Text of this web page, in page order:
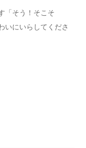
「そう！そこそ
いにいらしてくださ